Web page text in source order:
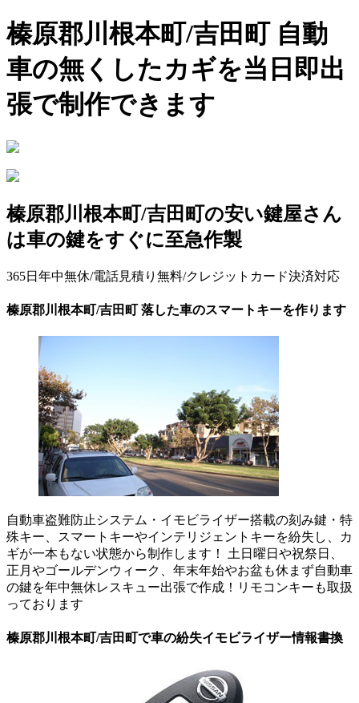
榛原郡川根本町/吉田町 自動
車の無くしたカギを当日即出
張で制作できます
榛原郡川根本町/吉田町の安い鍵屋さん
は車の鍵をすぐに至急作製
365日年中無休/電話見積り無料/クレジットカード決済対応
榛原郡川根本町/吉田町 落した車のスマートキーを作ります
自動車盗難防止システム・イモビライザー搭載の刻み鍵・特
殊キー、スマートキーやインテリジェントキーを紛失し、カ
ギが一本もない状態から制作します！ 土日曜日や祝祭日、
正月やゴールデンウィーク、年末年始やお盆も休まず自動車
の鍵を年中無休レスキュー出張で作成！リモコンキーも取扱
っております
榛原郡川根本町/吉田町で車の紛失イモビライザー情報書換